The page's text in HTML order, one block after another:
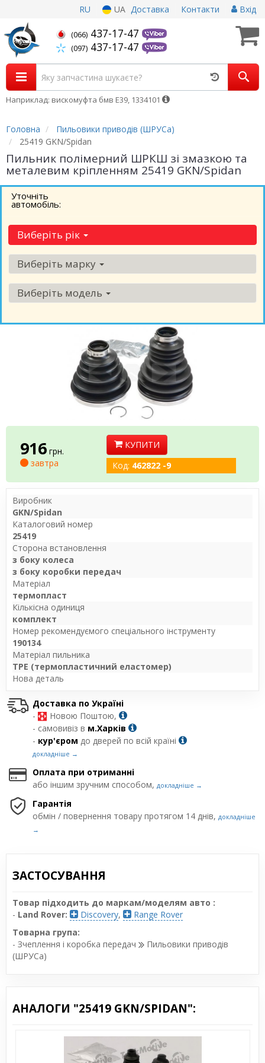
RU UA Доставка Контакти Вхід
(066) 437-17-47
(097) 437-17-47
Наприклад: вискомуфта бмв Е39, 1334101
Головна
Пильовики приводів (ШРУСа)
25419 GKN/Spidan
Пильник полімерний ШРКШ зі змазкою та
металевим кріпленням 25419 GKN/Spidan
Уточніть
автомобіль:
Виберіть рік
Виберіть марку
Виберіть модель
916 грн.
завтра
КУПИТИ
Код: 462822 -9
Виробник
GKN/Spidan
Каталоговий номер
25419
Сторона встановлення
з боку колеса
з боку коробки передач
Матеріал
термопласт
Кількісна одиниця
комплект
Номер рекомендуємого спеціального інструменту
190134
Матеріал пильника
TPE (термопластичний еластомер)
Нова деталь
Доставка по Україні
-
Новою Поштою,
- самовивіз в м.Харків
- кур'єром до дверей по всій країні
докладніше →
Оплата при отриманні
або іншим зручним способом, докладніше →
Гарантія
обмін / повернення товару протягом 14 днів, докладніше
→
ЗАСТОСУВАННЯ
Товар підходить до маркам/моделям авто :
- Land Rover: Discovery,
Range Rover
Товарна група:
- Зчеплення і коробка передач
Пильовики приводів
(ШРУСа)
АНАЛОГИ "25419 GKN/SPIDAN":